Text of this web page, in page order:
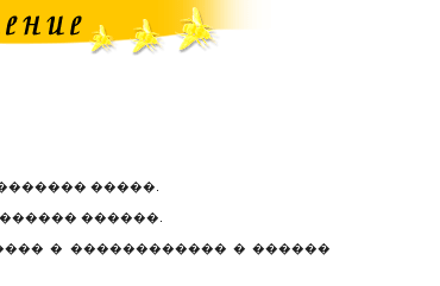
�����.
������.
� ������������ � ������